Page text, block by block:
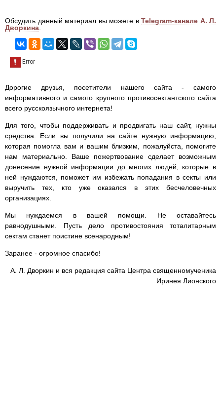
Обсудить данный материал вы можете в Telegram-канале А. Л.
Дворкина
Дорогие друзья, посетители нашего сайта - самого
информативного и самого крупного противосектантского сайта
всего русскоязычного интернета!
Для того, чтобы поддерживать и продвигать наш сайт, нужны
средства. Если вы получили на сайте нужную информацию,
которая помогла вам и вашим близким, пожалуйста, помогите
нам материально. Ваше пожертвование сделает возможным
донесение нужной информации до многих людей, которые в
ней нуждаются, поможет им избежать попадания в секты или
выручить тех, кто уже оказался в этих бесчеловечных
организациях.
Мы нуждаемся в вашей помощи. Не оставайтесь
равнодушными. Пусть дело противостояния тоталитарным
сектам станет поистине всенародным!
Заранее - огромное спасибо!
А. Л. Дворкин и вся редакция сайта Центра священномученика
Иринея Лионского